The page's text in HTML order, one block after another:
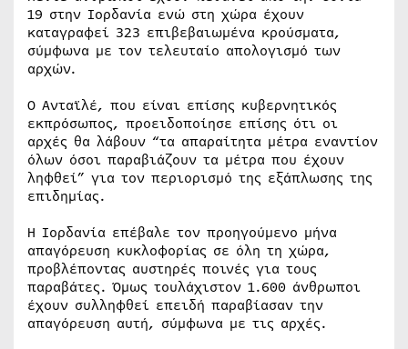
19 στην Ιορδανία ενώ στη χώρα έχουν
καταγραφεί 323 επιβεβαιωμένα κρούσματα,
σύμφωνα με τον τελευταίο απολογισμό των
αρχών.
Ο Ανταϊλέ, που είναι επίσης κυβερνητικός
εκπρόσωπος, προειδοποίησε επίσης ότι οι
αρχές θα λάβουν “τα απαραίτητα μέτρα εναντίον
όλων όσοι παραβιάζουν τα μέτρα που έχουν
ληφθεί” για τον περιορισμό της εξάπλωσης της
επιδημίας.
Η Ιορδανία επέβαλε τον προηγούμενο μήνα
απαγόρευση κυκλοφορίας σε όλη τη χώρα,
προβλέποντας αυστηρές ποινές για τους
παραβάτες. Όμως τουλάχιστον 1.600 άνθρωποι
έχουν συλληφθεί επειδή παραβίασαν την
απαγόρευση αυτή, σύμφωνα με τις αρχές.